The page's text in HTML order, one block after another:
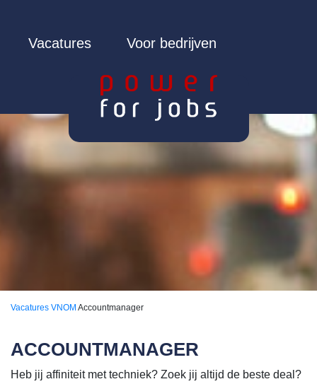
Vacatures Voor bedrijven
Vacatures VNOM Accountmanager
ACCOUNTMANAGER
Heb jij affiniteit met techniek? Zoek jij altijd de beste deal?